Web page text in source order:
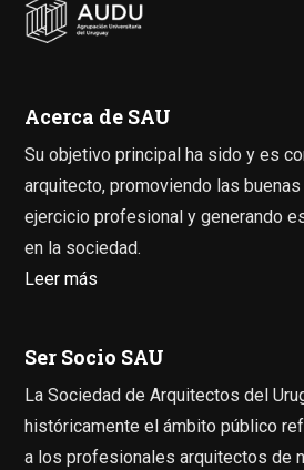
Acerca de SAU
Su objetivo principal ha sido y es
arquitecto, promoviendo las
ejercicio profesional y generando
en la sociedad.
Leer más
Ser Socio SAU
La Sociedad de Arquitectos del
históricamente el ámbito público
a los profesionales arquitectos de